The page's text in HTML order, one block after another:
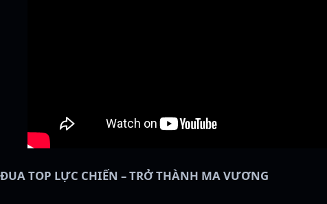
ĐUA TOP LỰC CHIẾN – TRỞ THÀNH MA VƯƠNG